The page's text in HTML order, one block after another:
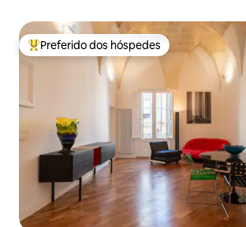
Entre os melhores preferidos dos hóspedes
Preferido dos hóspedes